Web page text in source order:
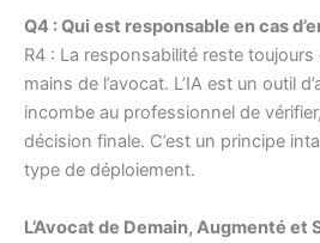
Q4 : Qui est responsable en cas
R4 : La responsabilité reste
mains de l’avocat. L’IA est un outil
incombe au professionnel de
décision finale. C’est un principe
type de déploiement.
L’Avocat de Demain, Augmenté et